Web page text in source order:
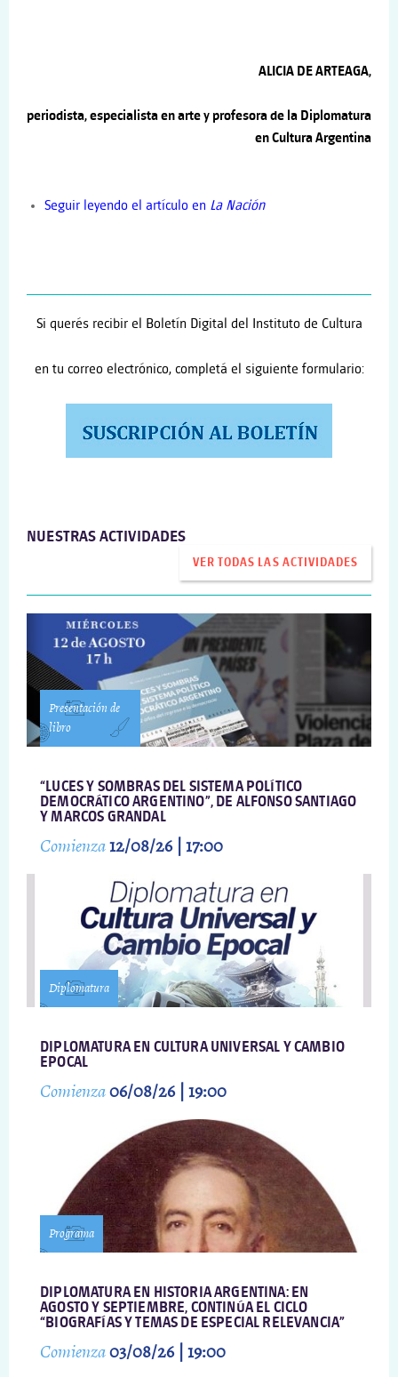
ALICIA DE ARTEAGA,
periodista, especialista en arte y profesora de la Diplomatura
en Cultura Argentina
Seguir leyendo el artículo en La Nación
Si querés recibir el Boletín Digital del Instituto de Cultura
en tu correo electrónico, completá el siguiente formulario:
NUESTRAS ACTIVIDADES
VER TODAS LAS ACTIVIDADES
Presentación de
libro
“LUCES Y SOMBRAS DEL SISTEMA POLÍTICO
DEMOCRÁTICO ARGENTINO”, DE ALFONSO SANTIAGO
Y MARCOS GRANDAL
Comienza12/08/26 | 17:00
Diplomatura
DIPLOMATURA EN CULTURA UNIVERSAL Y CAMBIO
EPOCAL
Comienza06/08/26 | 19:00
Programa
DIPLOMATURA EN HISTORIA ARGENTINA: EN
AGOSTO Y SEPTIEMBRE, CONTINÚA EL CICLO
“BIOGRAFÍAS Y TEMAS DE ESPECIAL RELEVANCIA”
Comienza03/08/26 | 19:00